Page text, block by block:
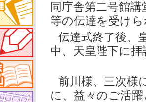
同庁舎第二号館
等の伝達を受け
伝達式終了後、
中、天皇陛下に
前川様、三次様
に、益々のご活